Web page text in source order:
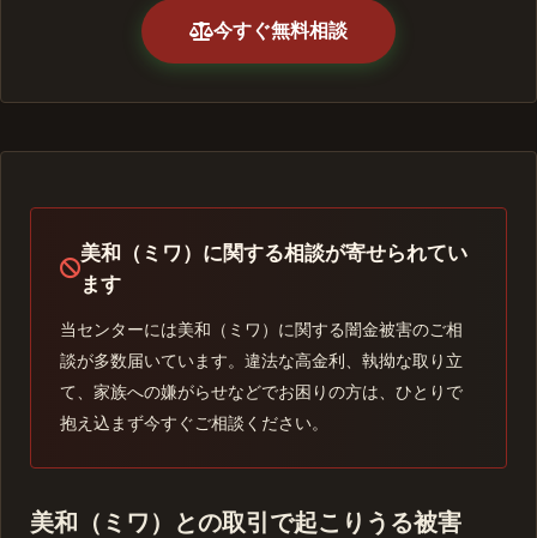
今すぐ無料相談
美和（ミワ）に関する相談が寄せられてい
ます
当センターには美和（ミワ）に関する闇金被害のご相
談が多数届いています。違法な高金利、執拗な取り立
て、家族への嫌がらせなどでお困りの方は、ひとりで
抱え込まず今すぐご相談ください。
美和（ミワ）との取引で起こりうる被害